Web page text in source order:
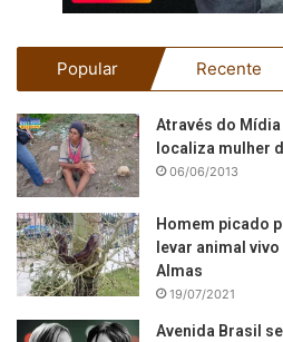
Popular Recente
Através do
localiza mulher
06/06/2013
Homem picado
levar animal
Almas
19/07/2021
Avenida Brasil